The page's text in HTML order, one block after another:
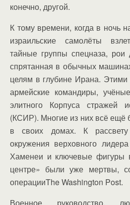
конечно, другой.
К тому времени, когда в ночь
израильские самолёты
тайные группы спецназа, рои
спрятанная в обычных
целям в глубине Ирана.
армейские командиры,
элитного Корпуса стражей
(КСИР). Многие из них всё ещё
в своих домах. К
окружения верховного
Хаменеи и ключевые фигуры
центре» были уже мертвы,
операцииThe Washington Post.
Военное руководство,